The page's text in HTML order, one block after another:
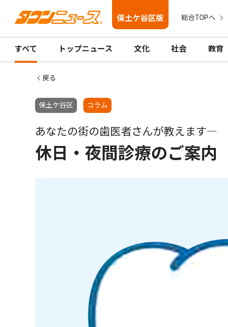
保土ケ谷区版 総合TOPへ
すべて トップニュース 文化 社会 教育
戻る
保土ケ谷区 コラム
あなたの街の歯医者さんが教えます―
休日・夜間診療のご案内